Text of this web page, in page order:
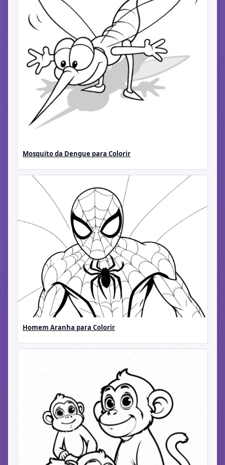
Mosquito da Dengue para Colorir
Homem Aranha para Colorir